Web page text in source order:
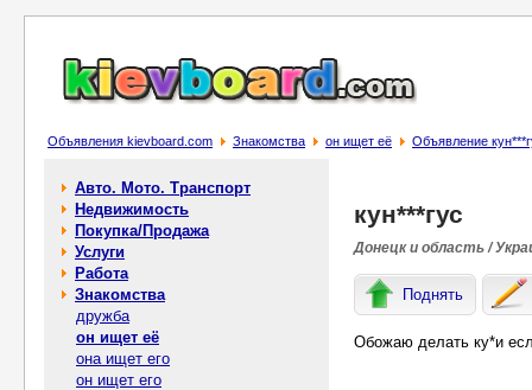
Объявления kievboard.com Знакомства он ищет её Объявление
Авто. Мото. Транспорт
Недвижимость
Покупка/Продажа
Услуги
Работа
Знакомства
дружба
он ищет её
она ищет его
он ищет его
кyн***гус
Донецк и область /
Поднять
Обожаю делать ку*и